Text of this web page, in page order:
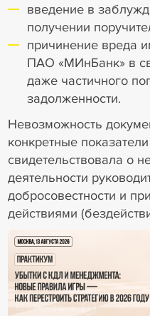
введение в
получении
причинение вреда
ПАО «МИнБанк» в
даже частичного
задолженности.
Невозможность
конкретные показатели
свидетельствовала о
деятельности
добросовестности и
действиями
18+ Реклама